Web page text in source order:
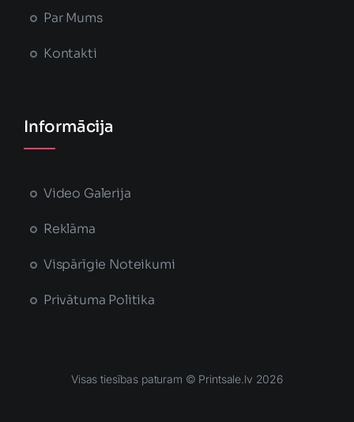
Par Mums
Kontakti
Informācija
Video Galerija
Reklāma
Vispārīgie Noteikumi
Privātuma Politika
Visas tiesības paturam © Printsale.lv 2026